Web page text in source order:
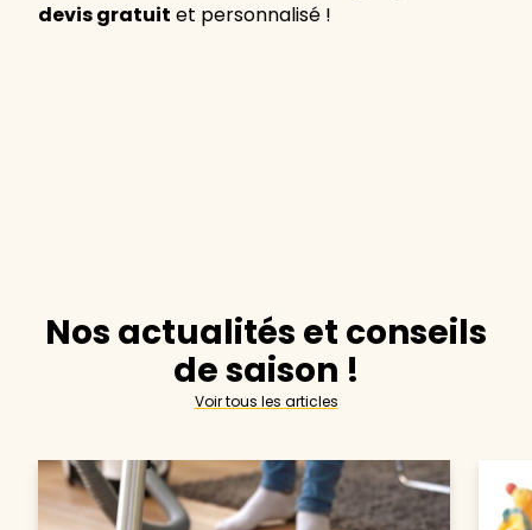
devis gratuit et personnalisé !
Nos actualités et conseils
de saison !
Voir tous les articles